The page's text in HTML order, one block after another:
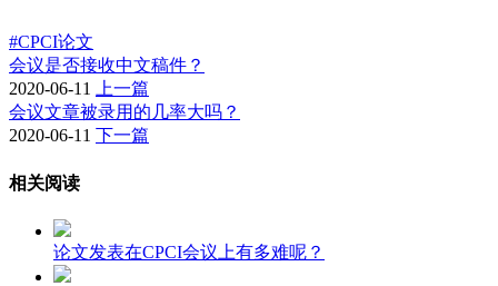
#CPCI论文
会议是否接收中文稿件？
2020-06-11 上一篇
会议文章被录用的几率大吗？
2020-06-11 下一篇
相关阅读
论文发表在CPCI会议上有多难呢？